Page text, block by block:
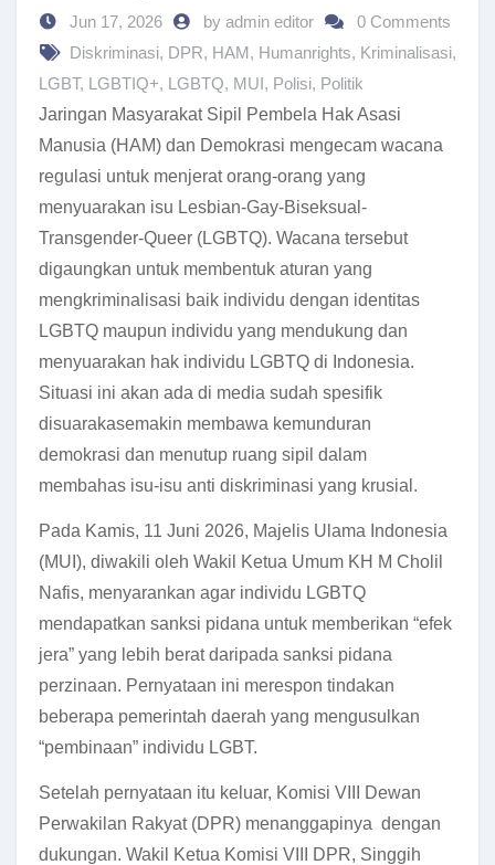
Jun 17, 2026 by admin editor
0 Comments
Diskriminasi, DPR, HAM, Humanrights, Kriminalisasi,
LGBT, LGBTIQ+, LGBTQ, MUI, Polisi, Politik
Jaringan Masyarakat Sipil Pembela Hak Asasi
Manusia (HAM) dan Demokrasi mengecam wacana
regulasi untuk menjerat orang-orang yang
menyuarakan isu Lesbian-Gay-Biseksual-
Transgender-Queer (LGBTQ). Wacana tersebut
digaungkan untuk membentuk aturan yang
mengkriminalisasi baik individu dengan identitas
LGBTQ maupun individu yang mendukung dan
menyuarakan hak individu LGBTQ di Indonesia.
Situasi ini akan ada di media sudah spesifik
disuarakasemakin membawa kemunduran
demokrasi dan menutup ruang sipil dalam
membahas isu-isu anti diskriminasi yang krusial.
Pada Kamis, 11 Juni 2026, Majelis Ulama Indonesia
(MUI), diwakili oleh Wakil Ketua Umum KH M Cholil
Nafis, menyarankan agar individu LGBTQ
mendapatkan sanksi pidana untuk memberikan “efek
jera” yang lebih berat daripada sanksi pidana
perzinaan. Pernyataan ini merespon tindakan
beberapa pemerintah daerah yang mengusulkan
“pembinaan” individu LGBT.
Setelah pernyataan itu keluar, Komisi VIII Dewan
Perwakilan Rakyat (DPR) menanggapinya dengan
dukungan. Wakil Ketua Komisi VIII DPR, Singgih